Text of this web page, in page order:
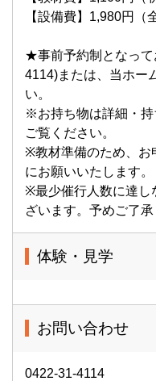
【設備費】1,980円（
★事前予約制となって
4114)または、当ホー
い。
※お持ち物は詳細・持
ご覧ください。
※教材準備のため、お
にお願いいたします。
※最少催行人数に達し
ざいます。予めご了承
体験・見学
お問い合わせ
0422-31-4114